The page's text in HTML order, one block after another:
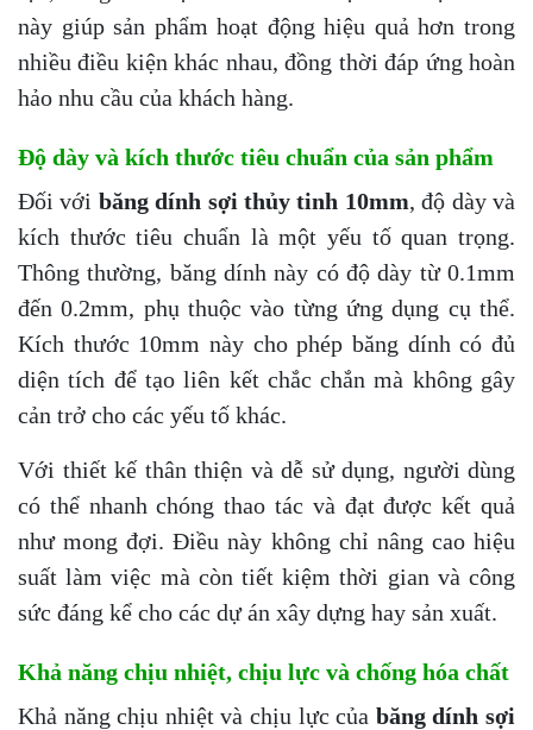
này giúp sản phẩm hoạt động hiệu quả hơn trong
nhiều điều kiện khác nhau, đồng thời đáp ứng hoàn
hảo nhu cầu của khách hàng.
Độ dày và kích thước tiêu chuẩn của sản phẩm
Đối với băng dính sợi thủy tinh 10mm, độ dày và
kích thước tiêu chuẩn là một yếu tố quan trọng.
Thông thường, băng dính này có độ dày từ 0.1mm
đến 0.2mm, phụ thuộc vào từng ứng dụng cụ thể.
Kích thước 10mm này cho phép băng dính có đủ
diện tích để tạo liên kết chắc chắn mà không gây
cản trở cho các yếu tố khác.
Với thiết kế thân thiện và dễ sử dụng, người dùng
có thể nhanh chóng thao tác và đạt được kết quả
như mong đợi. Điều này không chỉ nâng cao hiệu
suất làm việc mà còn tiết kiệm thời gian và công
sức đáng kể cho các dự án xây dựng hay sản xuất.
Khả năng chịu nhiệt, chịu lực và chống hóa chất
Khả năng chịu nhiệt và chịu lực của băng dính sợi